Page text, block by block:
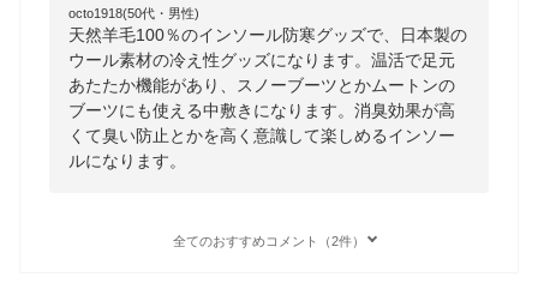
octo1918(50代・男性)
天然羊毛100％のインソール防寒グッズで、日本製の
ウール素材の冷え性グッズになります。温活で足元
あたたか機能があり、スノーブーツとかムートンの
ブーツにも使える中敷きになります。消臭効果が高
くて臭い防止とかを高く意識して楽しめるインソー
ルになります。
全てのおすすめコメント（2件）